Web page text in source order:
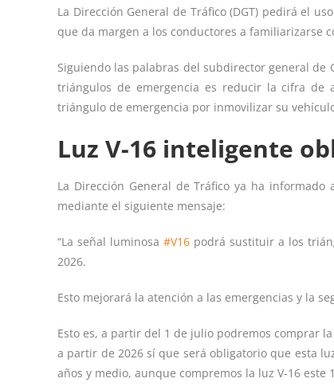
La Dirección General de Tráfico (DGT) pedirá el
que da margen a los conductores a familiarizarse
Siguiendo las palabras del subdirector general de
triángulos de emergencia es reducir la cifra de
triángulo de emergencia por inmovilizar su
Luz V-16 inteligente
La Dirección General de Tráfico ya ha informado
mediante el siguiente mensaje:
“La señal luminosa #V16 podrá sustituir a los
2026.
Esto mejorará la atención a las emergencias y la
Esto es, a partir del 1 de julio podremos comprar
a partir de 2026 sí que será obligatorio que esta
años y medio, aunque compremos la luz V-16